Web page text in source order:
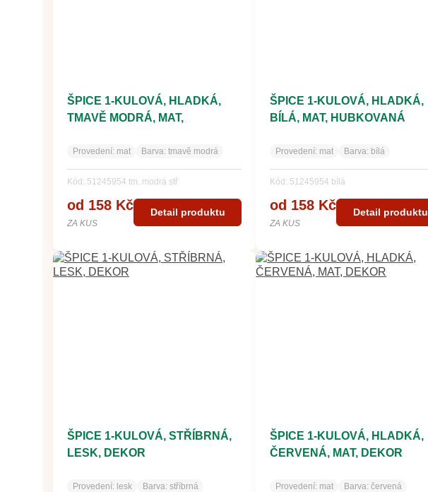
ŠPICE 1-KULOVÁ, HLADKÁ,
TMAVĚ MODRÁ, MAT,
Provedení: mat Barva: tmavě modrá
Kód: 51245954 tm. modrá stř
od 158 Kč
ZA KUS
Detail produktu
ŠPICE 1-KULOVÁ, HLADKÁ,
BÍLÁ, MAT, HUBKOVANÁ
Provedení: mat Barva: bílá
Kód: 51245954 bílá
od 158 Kč
ZA KUS
Detail produktu
ŠPICE 1-KULOVÁ, STŘÍBRNÁ,
LESK, DEKOR
Provedení: lesk Barva: stříbrná
ŠPICE 1-KULOVÁ, HLADKÁ,
ČERVENÁ, MAT, DEKOR
Provedení: mat Barva: červená